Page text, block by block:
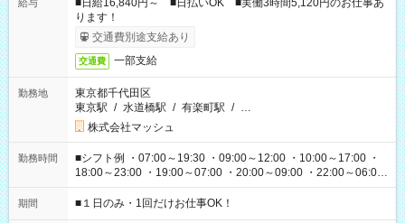
給与
■日給16,840円～ ■日払いOK ■実働3時間5,120円のお仕事あ
ります！
交通費別途支給あり
交通費 一部支給
勤務地
東京都千代田区
東京駅 / 水道橋駅 / 有楽町駅 / …
株式会社マッシュ
勤務時間
■シフト例 ・07:00～19:30 ・09:00～12:00 ・10:00～17:00 ・
18:00～23:00 ・19:00～07:00 ・20:00～09:00 ・22:00～06:00
etc ★最短で3時間で5,120円のお仕事から 15時間で2万円近く稼
げるお仕事も！ ご希望のお時間に合わせてご紹介！ ※シフトは
期間 ■１日のみ・1回だけお仕事OK！